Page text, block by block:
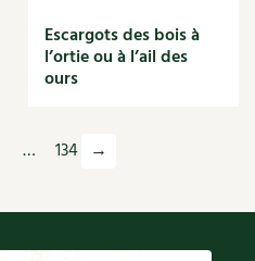
Escargots des bois à
l’ortie ou à l’ail des
ours
… 134 →